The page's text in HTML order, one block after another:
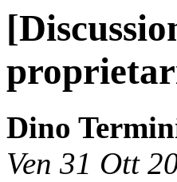
Dino
Ven 31 Ott